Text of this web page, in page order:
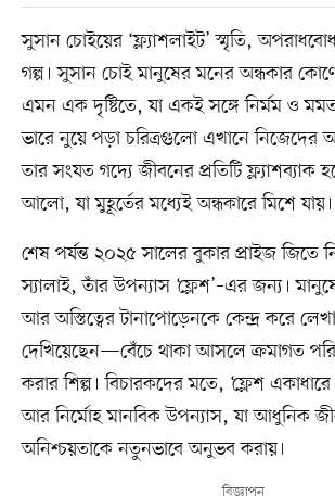
সুসান চোইয়ের ‘ফ্ল্যাশলাইট’ স্মৃতি,
গল্প। সুসান চোই মানুষের মনের অন্ধকার
এমন এক দৃষ্টিতে, যা একই সঙ্গে নির্মম ও
ভারে নুয়ে পড়া চরিত্রগুলো এখানে
তার সংযত গদ্যে জীবনের প্রতিটি
আলো, যা মুহূর্তের মধ্যেই অন্ধকারে মিশে যায়।
শেষ পর্যন্ত ২০২৫ সালের বুকার প্রাইজ জিতে
স্যালাই, তাঁর উপন্যাস ‘ফ্লেশ’–এর জন্য।
আর অস্তিত্বের টানাপোড়েনকে কেন্দ্র করে
দেখিয়েছেন—বেঁচে থাকা আসলে ক্রমাগত
করার শিল্প। বিচারকদের মতে, ‘ফ্লেশ
আর নির্মোহ মানবিক উপন্যাস, যা আধুনিক
অনিশ্চয়তাকে নতুনভাবে অনুভব করায়।